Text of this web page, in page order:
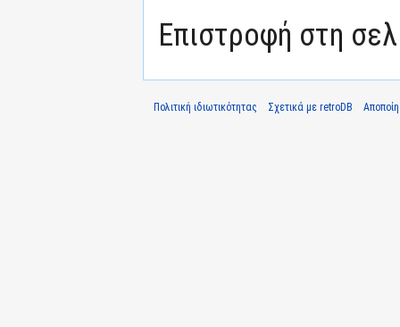
Επιστροφή στη
Πολιτική ιδιωτικότητας Σχετικά με retroDB